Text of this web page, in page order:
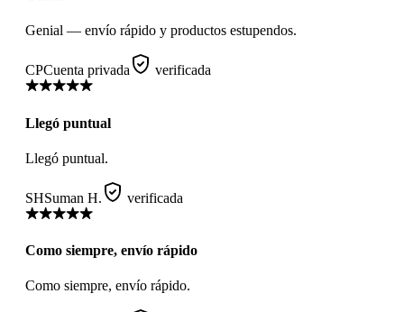
Genial — envío rápido y productos estupendos.
CPCuenta privada verificada
Llegó puntual
Llegó puntual.
SHSuman H. verificada
Como siempre, envío rápido
Como siempre, envío rápido.